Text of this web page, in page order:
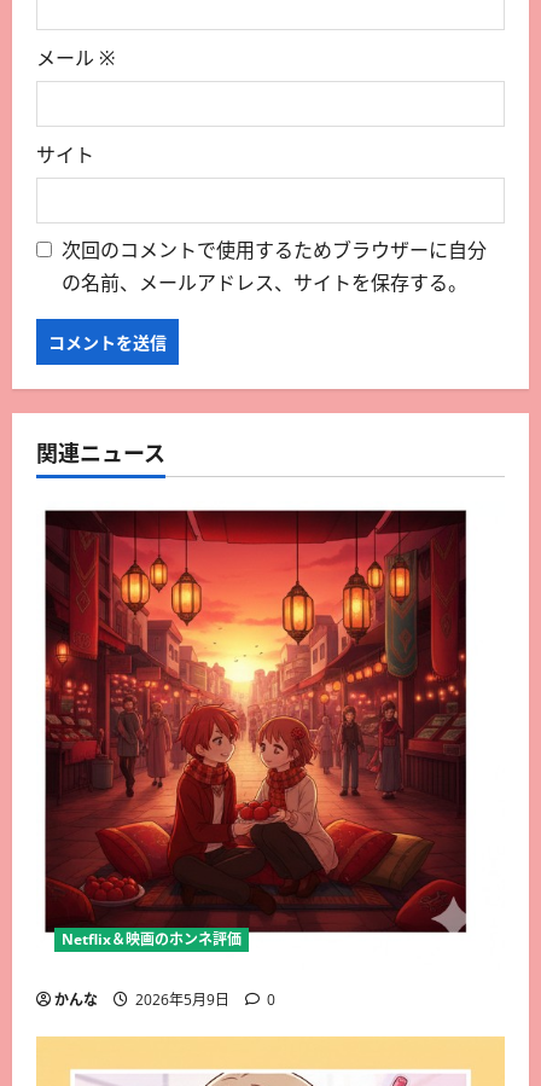
メール ※
サイト
次回のコメントで使用するためブラウザーに自分
の名前、メールアドレス、サイトを保存する。
関連ニュース
Netflix＆映画のホンネ評価
かんな 2026年5月9日 0